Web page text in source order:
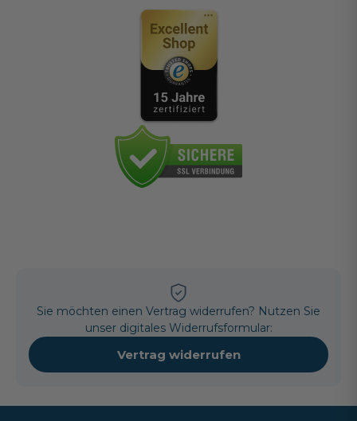
Sie möchten einen Vertrag widerrufen? Nutzen Sie
unser digitales Widerrufsformular:
Vertrag widerrufen